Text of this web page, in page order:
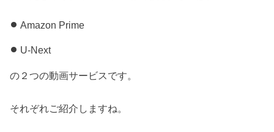
Amazon Prime
U-Next
の２つの動画サービスです。
それぞれご紹介しますね。